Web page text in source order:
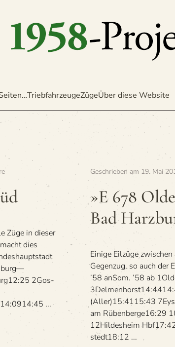
TriebfahrzeugeZügeÜber diese Website
zu
653
Bad
Emden
Süd
Züge in die­ser
dies
2Gos­
...
Geschrieben am 19. Mai
»E 678
Bad
Einige Eil­züge
Gegen­zug, so auch der
’58 anSom. ’58 ab
(Aller)15:4115:43
am Rübenberge16:29
12Hil­des­heim
stedt18:12 ...